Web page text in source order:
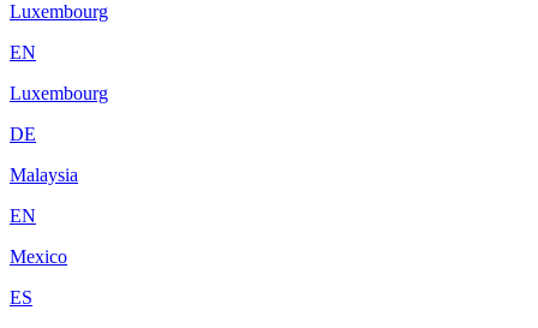
Luxembourg
EN
Luxembourg
DE
Malaysia
EN
Mexico
ES